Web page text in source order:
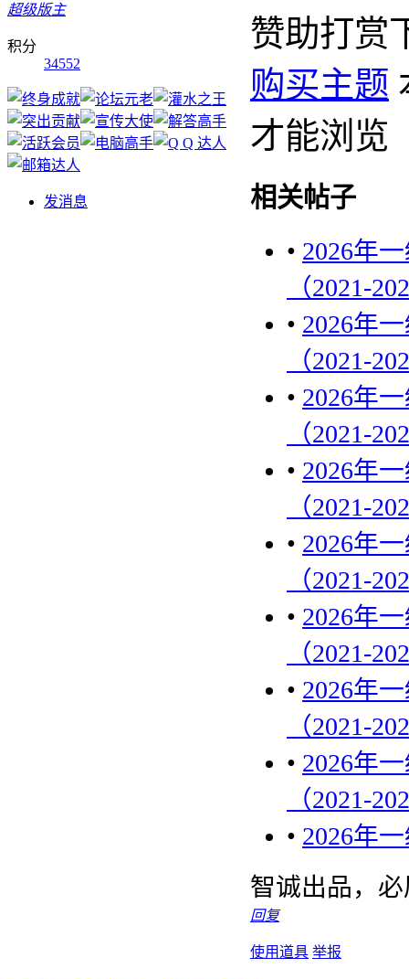
超级版主
积分
34552
发消息
赞助打赏
购买主题
才能浏览
相关帖子
• 2026年
（2021-
• 2026年
（2021-
• 2026年
（2021-
• 2026年
（2021-
• 2026年
（2021-
• 2026年
（2021-
• 2026年
（2021-
• 2026年
（2021-
• 2026年
智诚出品，
回复
使用道具 举报